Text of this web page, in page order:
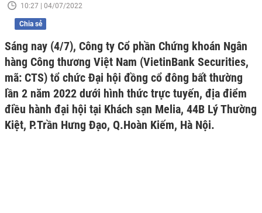
10:27 | 04/07/2022
Chia sẻ
Sáng nay (4/7), Công ty Cổ phần Chứng khoán Ngân
hàng Công thương Việt Nam (VietinBank Securities,
mã: CTS) tổ chức Đại hội đồng cổ đông bất thường
lần 2 năm 2022 dưới hình thức trực tuyến, địa điểm
điều hành đại hội tại Khách sạn Melia, 44B Lý Thường
Kiệt, P.Trần Hưng Đạo, Q.Hoàn Kiếm, Hà Nội.